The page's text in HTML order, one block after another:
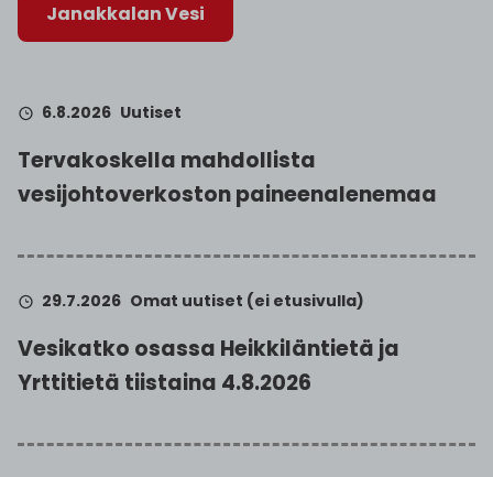
Janakkalan Vesi
6.8.2026 Uutiset
Tervakoskella mahdollista
vesijohtoverkoston paineenalenemaa
29.7.2026 Omat uutiset (ei etusivulla)
Vesikatko osassa Heikkiläntietä ja
Yrttitietä tiistaina 4.8.2026